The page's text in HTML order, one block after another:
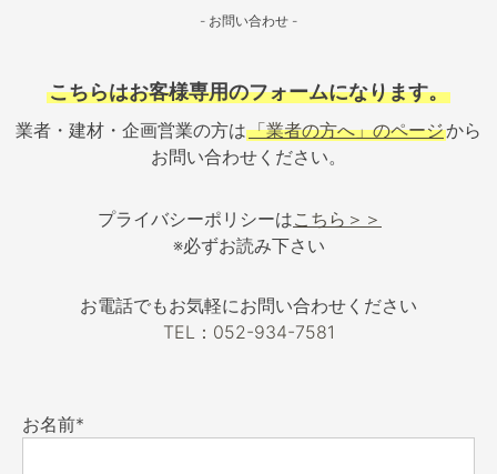
- お問い合わせ -
こちらはお客様専用のフォームになります。
業者・建材・企画営業の方は「業者の方へ」のページから
お問い合わせください。
プライバシーポリシーはこちら＞＞
※必ずお読み下さい
お電話でもお気軽にお問い合わせください
TEL：052-934-7581
お名前*